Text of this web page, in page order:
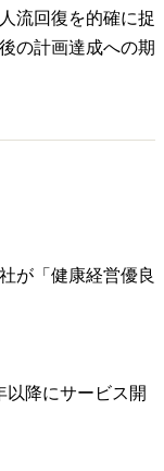
流回復を的確に捉
の計画達成への期
が「健康経営優良
以降にサービス開